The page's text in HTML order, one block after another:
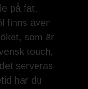
på fat.
finns även
som är
touch,
serveras
har du